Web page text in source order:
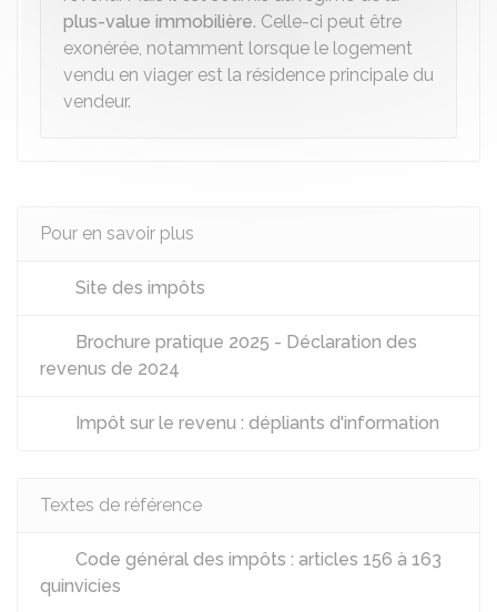
plus-value immobilière. Celle-ci peut être
exonérée, notamment lorsque le logement
vendu en viager est la résidence principale du
vendeur.
Pour en savoir plus
Site des impôts
Brochure pratique 2025 - Déclaration des
revenus de 2024
Impôt sur le revenu : dépliants d'information
Textes de référence
Code général des impôts : articles 156 à 163
quinvicies